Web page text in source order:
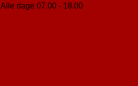
Alle dage 07.00 - 18.00